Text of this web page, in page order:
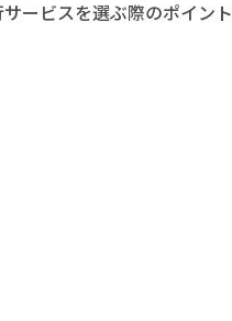
ービスを選ぶ際のポイント